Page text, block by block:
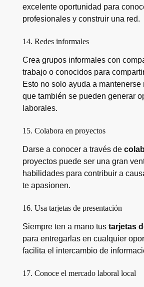
excelente oportunidad para
profesionales y construir una red.
14. Redes informales
Crea grupos informales con
trabajo o conocidos para
Esto no solo ayuda a mantenerse
que también se pueden generar
laborales.
15. Colabora en proyectos
Darse a conocer a través de
proyectos puede ser una gran
habilidades para contribuir a
te apasionen.
16. Usa tarjetas de presentación
Siempre ten a mano tus tarjetas
para entregarlas en cualquier
facilita el intercambio de
17. Conoce el mercado laboral local